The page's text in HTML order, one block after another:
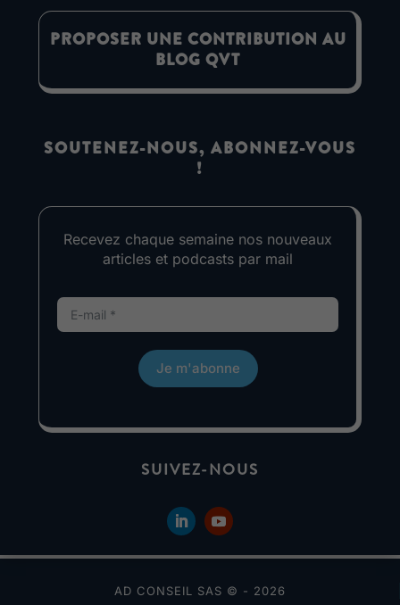
PROPOSER UNE CONTRIBUTION AU
BLOG QVT
SOUTENEZ-NOUS, ABONNEZ-VOUS
!
Recevez chaque semaine nos nouveaux
articles et podcasts par mail
Je m'abonne
SUIVEZ-NOUS
AD CONSEIL SAS © - 2026